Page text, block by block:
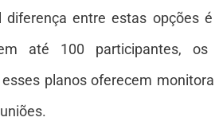
diferença entre estas opções
até 100 participantes,
planos oferecem